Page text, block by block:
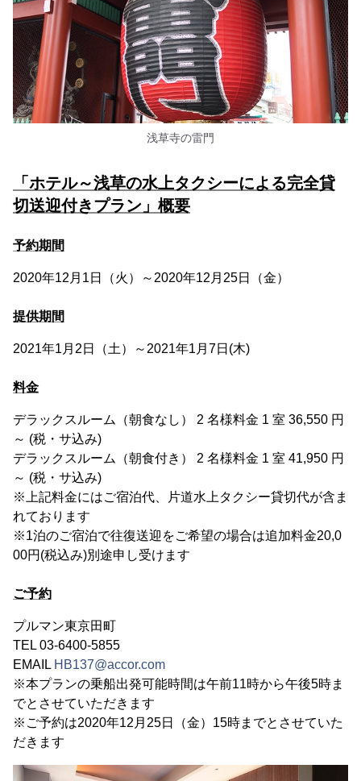
浅草寺の雷門
「ホテル～浅草の水上タクシーによる完全貸
切送迎付きプラン」概要
予約期間
2020年12月1日（火）～2020年12月25日（金）
提供期間
2021年1月2日（土）～2021年1月7日(木)
料金
デラックスルーム（朝食なし） 2 名様料金 1 室 36,550 円
～ (税・サ込み)
デラックスルーム（朝食付き） 2 名様料金 1 室 41,950 円
～ (税・サ込み)
※上記料金にはご宿泊代、片道水上タクシー貸切代が含ま
れております
※1泊のご宿泊で往復送迎をご希望の場合は追加料金20,0
00円(税込み)別途申し受けます
ご予約
プルマン東京田町
TEL 03-6400-5855
EMAIL HB137@accor.com
※本プランの乗船出発可能時間は午前11時から午後5時ま
でとさせていただきます
※ご予約は2020年12月25日（金）15時までとさせていた
だきます